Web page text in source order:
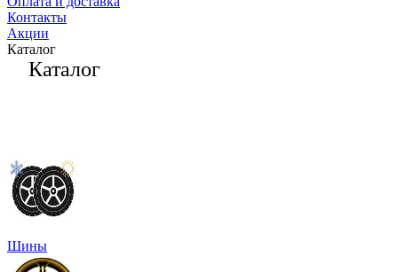
Контакты
Акции
Каталог
Каталог
Шины